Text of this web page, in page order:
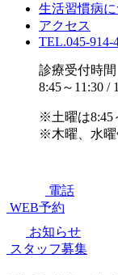
生活習慣病
アクセス
TEL.045-914-
診療受付時間
8:45～11:30 /
※土曜は8:45
※木曜、水曜
電話
WEB予約
お知らせ
スタッフ募集